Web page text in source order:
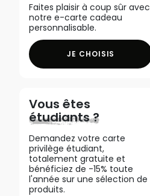
Faites plaisir à coup sûr avec
notre e-carte cadeau
personnalisable.
JE CHOISIS
Vous êtes
étudiants ?
Demandez votre carte
privilège étudiant,
totalement gratuite et
bénéficiez de -15% toute
l'année sur une sélection de
produits.